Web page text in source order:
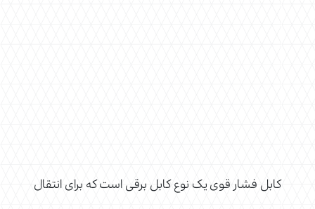
کابل فشار قوی یک نوع کابل برقی است که برای انتقال